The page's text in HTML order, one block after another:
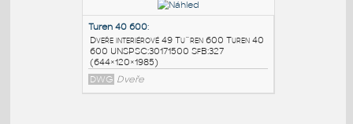
Turen 41 700:
Dveře interiérové 49 Tu¨ren 700 Turen 41
700 UNSPSC:30171500 SfB:327
(744×120×1985)